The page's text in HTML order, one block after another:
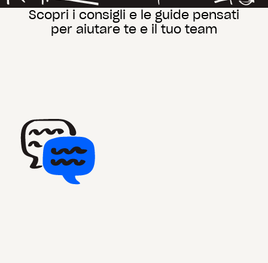
Scopri i consigli e le guide pensati
per aiutare te e il tuo team